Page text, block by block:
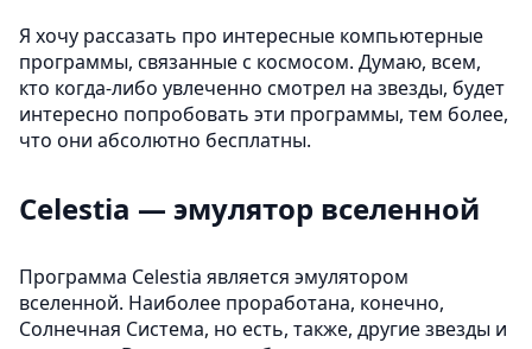
Я хочу рассазать про интересные компьютерные
программы, связанные с космосом. Думаю, всем,
кто когда-либо увлеченно смотрел на звезды, будет
интересно попробовать эти программы, тем более,
что они абсолютно бесплатны.
Celestia — эмулятор вселенной
Программа Celestia является эмулятором
вселенной. Наиболее проработана, конечно,
Солнечная Система, но есть, также, другие звезды и